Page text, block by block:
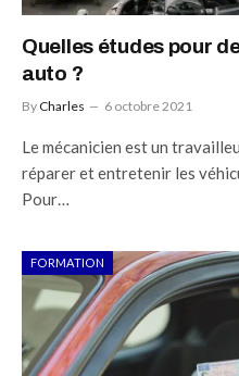
Quelles études pour
auto ?
By Charles 6 octobre 2021
Le mécanicien est un
réparer et entretenir les
Pour…
FORMATION